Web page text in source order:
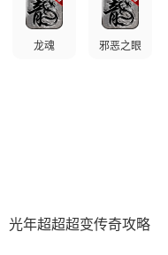
龙魂 邪恶之眼
光年超超超变传奇攻略